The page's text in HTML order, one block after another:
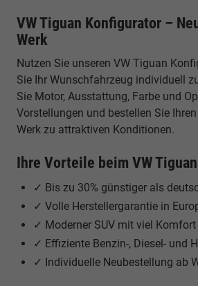
VW Tiguan Konfigurator –
Werk
Nutzen Sie unseren VW Tiguan
Sie Ihr Wunschfahrzeug individuell
Sie Motor, Ausstattung, Farbe und
Vorstellungen und bestellen Sie
Werk zu attraktiven Konditionen.
Ihre Vorteile beim VW
✓ Bis zu 30% günstiger als
✓ Volle Herstellergarantie in
✓ Moderner SUV mit viel
✓ Effiziente Benzin-, Diesel- und
✓ Individuelle Neubestellung ab